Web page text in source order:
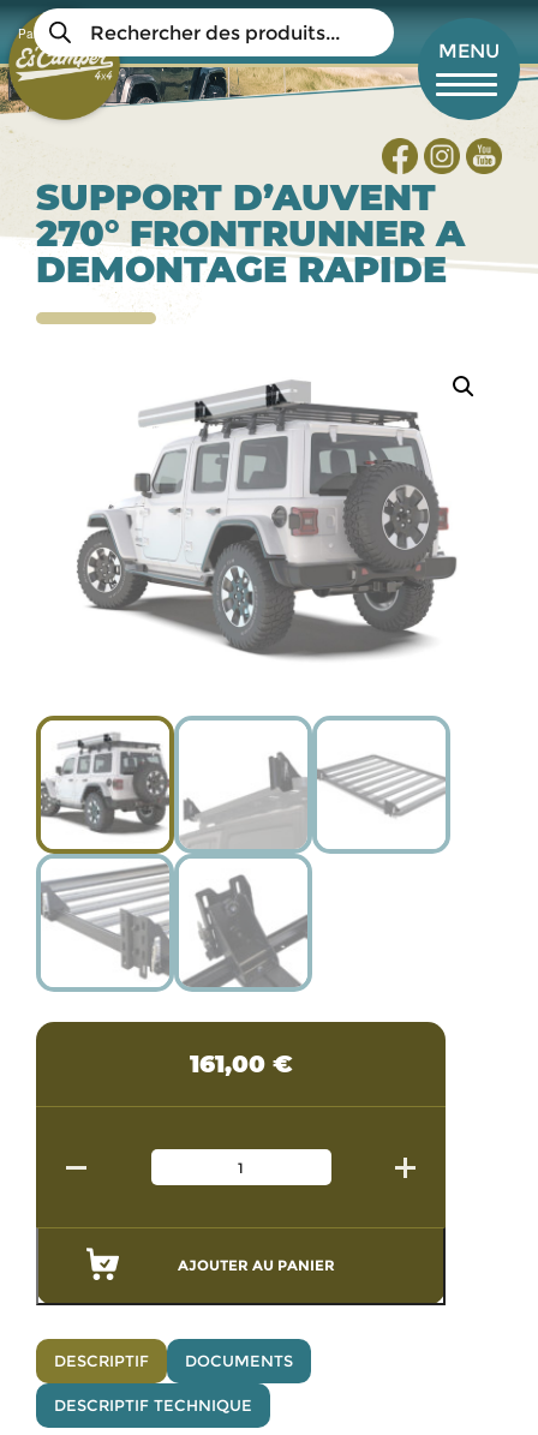
Aller
au
contenu
principal
Panier Mon compte
Recherche
de
produits
MENU
SUPPORT D’AUVENT
270° FRONTRUNNER A
DEMONTAGE RAPIDE
AJOUTER AU PANIER
161,00 €
DESCRIPTIF DOCUMENTS
DESCRIPTIF TECHNIQUE